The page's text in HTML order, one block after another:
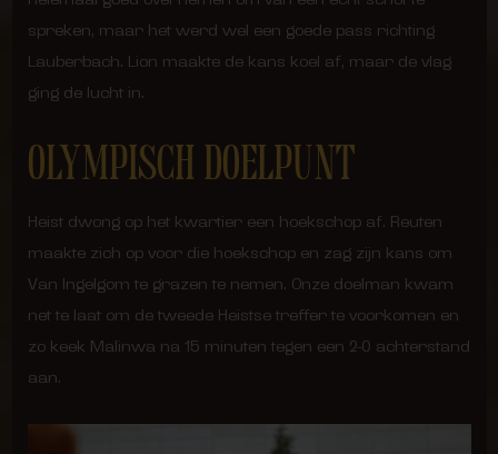
spreken, maar het werd wel een goede pass richting
Lauberbach. Lion maakte de kans koel af, maar de vlag
ging de lucht in.
OLYMPISCH DOELPUNT
Heist dwong op het kwartier een hoekschop af. Reuten
maakte zich op voor die hoekschop en zag zijn kans om
Van Ingelgom te grazen te nemen. Onze doelman kwam
net te laat om de tweede Heistse treffer te voorkomen en
zo keek Malinwa na 15 minuten tegen een 2-0 achterstand
aan.